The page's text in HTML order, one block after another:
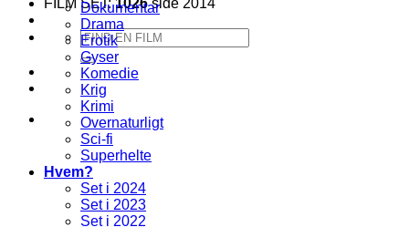
FILM SET:1026side 2014
Søg
efter:
Dokumentar
Drama
Erotik
Gyser
Komedie
Krig
Krimi
Overnaturligt
Sci-fi
Superhelte
Hvem?
Set i 2024
Set i 2023
Set i 2022